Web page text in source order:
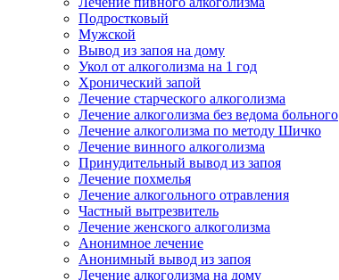
Подростковый
Мужской
Вывод из запоя на дому
Укол от алкоголизма на 1 год
Хронический запой
Лечение старческого алкоголизма
Лечение алкоголизма без ведома больного
Лечение алкоголизма по методу Шичко
Лечение винного алкоголизма
Принудительный вывод из запоя
Лечение похмелья
Лечение алкогольного отравления
Частный вытрезвитель
Лечение женского алкоголизма
Анонимное лечение
Анонимный вывод из запоя
Лечение алкоголизма на дому